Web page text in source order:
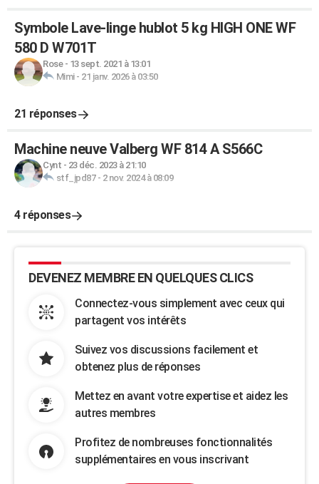
Symbole Lave-linge hublot 5 kg HIGH ONE WF
580 D W701T
Rose- 13 sept. 2021 à 13:01
Mimi- 21 janv. 2026 à 03:50
21 réponses
Machine neuve Valberg WF 814 A S566C
Cynt - 23 déc. 2023 à 21:10
stf_jpd87- 2 nov. 2024 à 08:09
4 réponses
DEVENEZ MEMBRE EN QUELQUES CLICS
Connectez-vous simplement avec ceux qui
partagent vos intérêts
Suivez vos discussions facilement et
obtenez plus de réponses
Mettez en avant votre expertise et aidez les
autres membres
Profitez de nombreuses fonctionnalités
supplémentaires en vous inscrivant